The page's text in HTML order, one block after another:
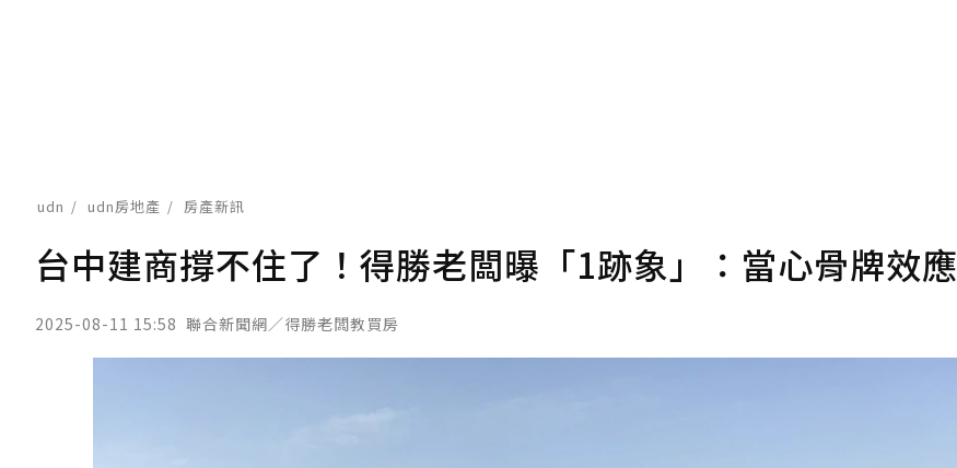
udn udn房地產 房產新訊
台中建商撐不住了！得勝老闆曝「1跡象」：當心骨牌效應
2025-08-11 15:58 聯合新聞網／得勝老闆教買房